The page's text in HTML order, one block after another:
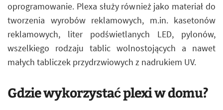
oprogramowanie. Plexa służy również jako materiał do
tworzenia wyrobów reklamowych, m.in. kasetonów
reklamowych, liter podświetlanych LED, pylonów,
wszelkiego rodzaju tablic wolnostojących a nawet
małych tabliczek przydrzwiowych z nadrukiem UV.
Gdzie wykorzystać plexi w domu?